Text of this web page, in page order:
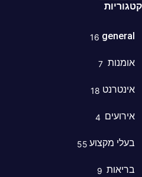
16
7
18
4
מקצוע55
9